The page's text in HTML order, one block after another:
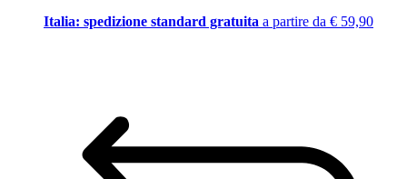
Italia: spedizione standard gratuita a partire da € 59,90